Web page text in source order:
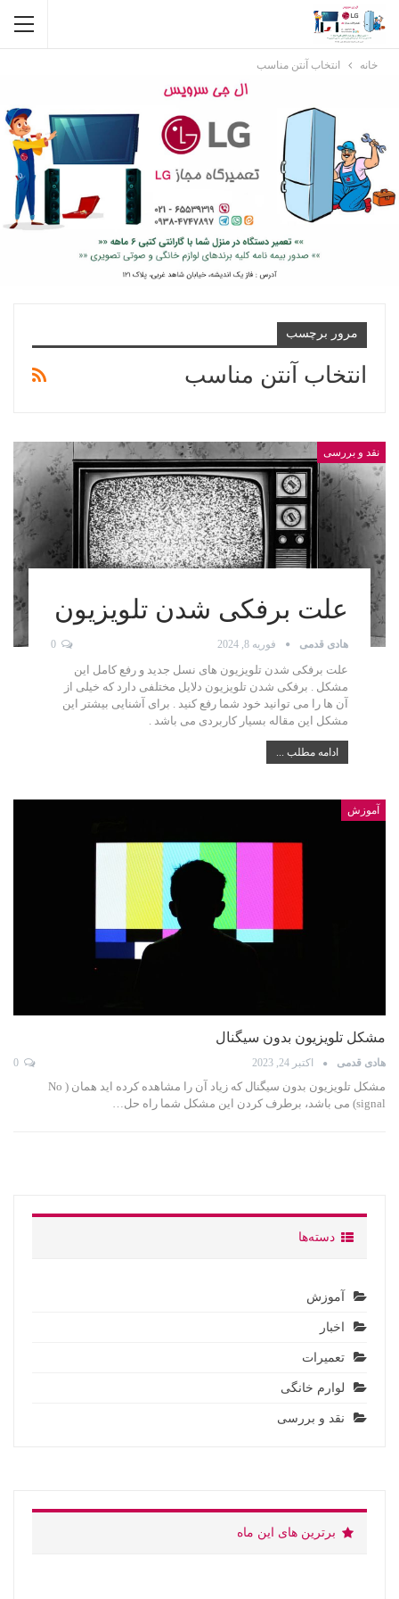
خانه انتخاب آنتن مناسب
مرور برچسب
انتخاب آنتن مناسب
نقد و بررسی
علت برفکی شدن تلویزیون
هادی قدمی فوریه 8, 2024 0
علت برفکی شدن تلویزیون های نسل جدید و رفع کامل این
مشکل . برفکی شدن تلویزیون دلایل مختلفی دارد که خیلی از
آن ها را می توانید خود شما رفع کنید . برای آشنایی بیشتر این
مشکل این مقاله بسیار کاربردی می باشد .
ادامه مطلب ...
آموزش
مشکل تلویزیون بدون سیگنال
هادی قدمی اکتبر 24, 2023
مشکل تلویزیون بدون سیگنال که زیاد آن را مشاهده کرده اید همان ( No
signal) می باشد، برطرف کردن این مشکل شما راه حل…
دسته‌ها
آموزش
اخبار
تعمیرات
لوارم خانگی
نقد و بررسی
برترین های این ماه